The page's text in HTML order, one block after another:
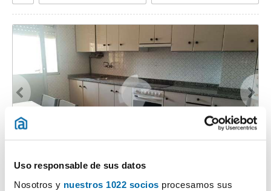
Uso responsable de sus datos
Nosotros y nuestros 1022 socios procesamos sus
900€ 1.000€
2